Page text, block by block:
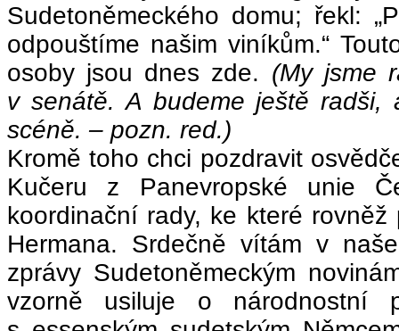
Sudetoněmeckého domu; řekl:
odpouštíme našim viníkům.“
osoby jsou dnes zde. (My jsme
v senátě. A budeme ještě
scéně. – pozn. red.)
Kromě toho chci pozdravit
Kučeru z Panevropské unie
koordinační rady, ke které
Hermana. Srdečně vítám v
zprávy Sudetoněmeckým
vzorně usiluje o národnostní